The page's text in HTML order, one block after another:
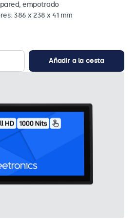
empotrado
386 x 238 x 41 mm
Añadir a la cesta